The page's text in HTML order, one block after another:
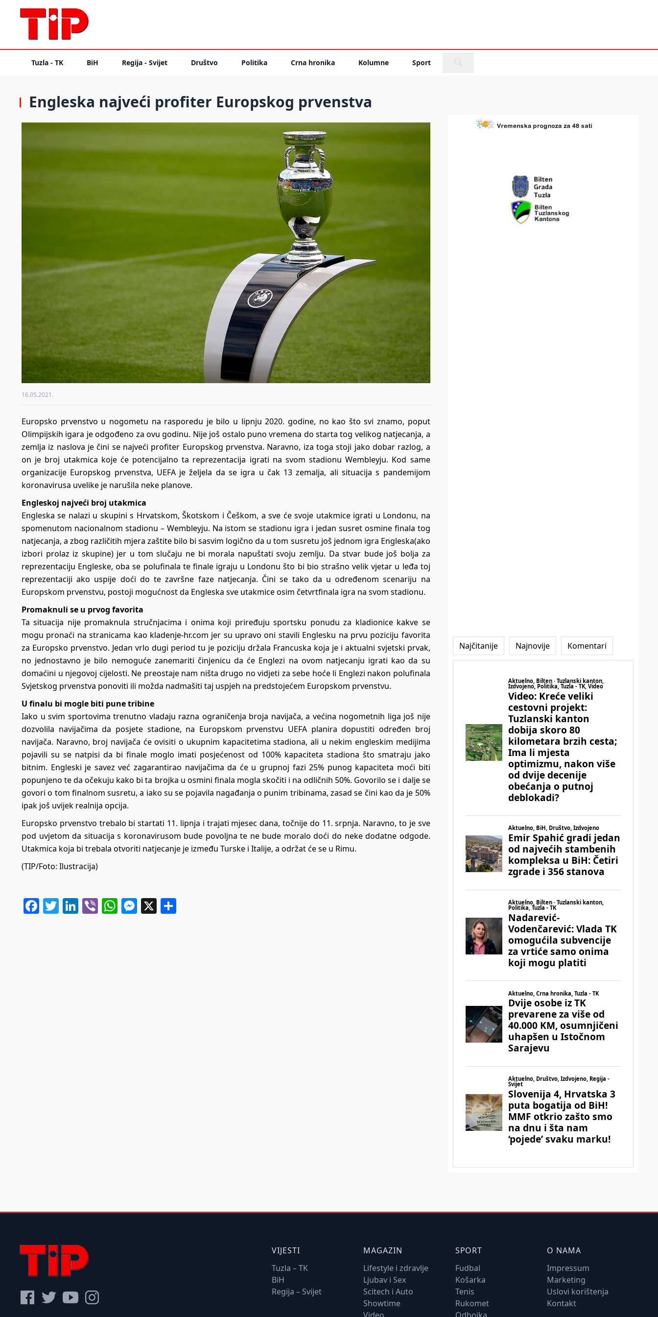
Tuzla - TK BiH Regija - Svijet Društvo Politika Crna hronika Kolumne Sport
Engleska najveći profiter Europskog prvenstva
16.05.2021.
Europsko prvenstvo u nogometu na rasporedu je bilo u lipnju 2020. godine, no kao što svi znamo, poput
Olimpijskih igara je odgođeno za ovu godinu. Nije još ostalo puno vremena do starta tog velikog natjecanja, a
zemlja iz naslova je čini se najveći profiter Europskog prvenstva. Naravno, iza toga stoji jako dobar razlog, a
on je broj utakmica koje će potencijalno ta reprezentacija igrati na svom stadionu Wembleyju. Kod same
organizacije Europskog prvenstva, UEFA je željela da se igra u čak 13 zemalja, ali situacija s pandemijom
koronavirusa uvelike je narušila neke planove.
Engleskoj najveći broj utakmica
Engleska se nalazi u skupini s Hrvatskom, Škotskom i Češkom, a sve će svoje utakmice igrati u Londonu, na
spomenutom nacionalnom stadionu – Wembleyju. Na istom se stadionu igra i jedan susret osmine finala tog
natjecanja, a zbog različitih mjera zaštite bilo bi sasvim logično da u tom susretu još jednom igra Engleska(ako
izbori prolaz iz skupine) jer u tom slučaju ne bi morala napuštati svoju zemlju. Da stvar bude još bolja za
reprezentaciju Engleske,oba se polufinala te finale igraju u Londonu što bi bio strašno velik vjetar u leđa toj
reprezentaciji ako uspije doći do te završne faze natjecanja. Čini se tako da u određenom scenariju na
Europskom prvenstvu, postoji mogućnost da Engleska sve utakmice osim četvrtfinala igra na svom stadionu.
Promaknuli se u prvog favorita
Ta situacija nije promaknula stručnjacima i onima koji priređuju sportsku ponudu za kladionice kakve se
mogu pronaći na stranicama kao kladenje-hr.com jer su upravo oni stavili Englesku na prvu poziciju favorita
za Europsko prvenstvo. Jedan vrlo dugi period tu je poziciju držala Francuska koja je i aktualni svjetski prvak,
no jednostavno je bilo nemoguće zanemariti činjenicu da će Englezi na ovom natjecanju igrati kao da su
domaćini u njegovoj cijelosti. Ne preostaje nam ništa drugo no vidjeti za sebe hoće li Englezi nakon polufinala
Svjetskog prvenstva ponoviti ili možda nadmašiti taj uspjeh na predstojećem Europskom prvenstvu.
U finalu bi mogle biti pune tribine
Iako u svim sportovima trenutno vladaju razna ograničenja broja navijača, a većina nogometnih liga još nije
dozvolila navijačima da posjete stadione, na Europskom prvenstvu UEFA planira dopustiti određen broj
navijača. Naravno, broj navijača će ovisiti o ukupnim kapacitetima stadiona, ali u nekim engleskim medijima
pojavili su se natpisi da bi finale moglo imati posjećenost od 100% kapaciteta stadiona što smatraju jako
bitnim. Engleski je savez već zagarantirao navijačima da će u grupnoj fazi 25% punog kapaciteta moći biti
popunjeno te da očekuju kako bi ta brojka u osmini finala mogla skočiti i na odličnih 50%. Govorilo se i dalje se
govori o tom finalnom susretu, a iako su se pojavila nagađanja o punim tribinama, zasad se čini kao da je 50%
ipak još uvijek realnija opcija.
Europsko prvenstvo trebalo bi startati 11. lipnja i trajati mjesec dana, točnije do 11. srpnja. Naravno, to je sve
pod uvjetom da situacija s koronavirusom bude povoljna te ne bude moralo doći do neke dodatne odgode.
Utakmica koja bi trebala otvoriti natjecanje je između Turske i Italije, a održat će se u Rimu.
(TIP/Foto: Ilustracija)
Facebook
Twitter
LinkedIn
ViberWhatsApp
Messenger
X
Najčitanije Najnovije Komentari
VIJESTI
Tuzla – TK
BiH
Regija – Svijet
MAGAZIN
Lifestyle i zdravlje
Ljubav i Sex
Scitech i Auto
Showtime
Video
SPORT
Fudbal
Košarka
Tenis
Rukomet
Odbojka
O NAMA
Impressum
Marketing
Uslovi korištenja
Kontakt